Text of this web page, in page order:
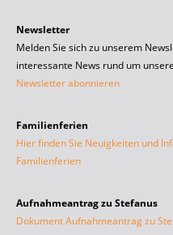
Newsletter
Melden Sie sich zu unserem
interessante News rund um
Newsletter abonnieren
Familienferien
Hier finden Sie Neuigkeiten und
Familienferien
Aufnahmeantrag zu Stefanus
Dokument Aufnahmeantrag zu